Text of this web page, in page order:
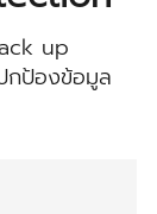
up
ป้องข้อมูล